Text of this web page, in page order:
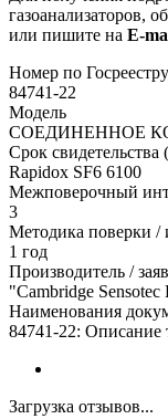
газоанализаторов,
или пишите на E-
Номер по Госреестру
84741-22
Модель
СОЕДИНЕННОЕ
Срок
Rapidox SF6 6100
Межповерочный
3
Методика поверки /
1 год
Производитель /
"Cambridge
Наименования
84741-22:
Загрузка отзывов...